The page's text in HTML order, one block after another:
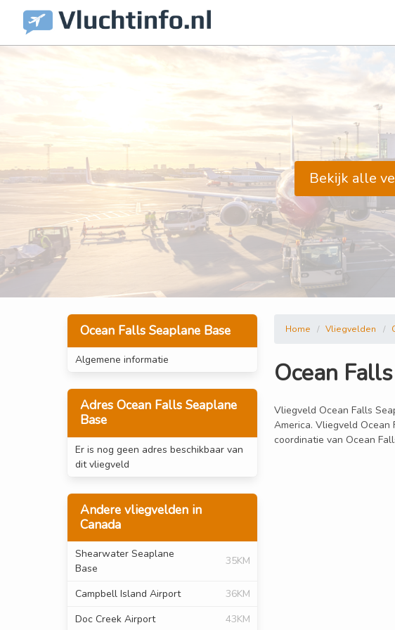
Bekijk alle
Ocean Falls Seaplane Base
Algemene informatie
Adres Ocean Falls Seaplane
Base
Er is nog geen adres beschikbaar van
dit vliegveld
Andere vliegvelden in
Canada
Shearwater Seaplane
Base
35KM
Campbell Island Airport
36KM
Doc Creek Airport
43KM
Home Vliegvelden
Ocean
Vliegveld Ocean Falls
America. Vliegveld Ocean
coordinatie van Ocean